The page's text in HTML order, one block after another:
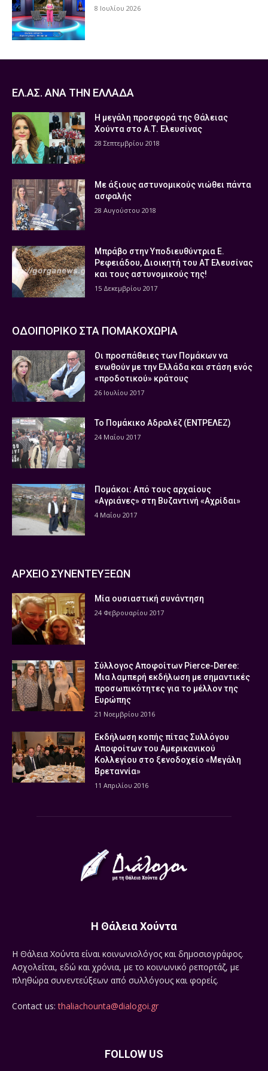
8 Ιουλίου 2026
ΕΛ.ΑΣ. ΑΝΑ ΤΗΝ ΕΛΛΑΔΑ
Η μεγάλη προσφορά της Θάλειας
Χούντα στο Α.Τ. Ελευσίνας
28 Σεπτεμβρίου 2018
Με άξιους αστυνομικούς νιώθει πάντα
ασφαλής
28 Αυγούστου 2018
Μπράβο στην Υποδιευθύντρια Ε.
Ρεφειάδου, Διοικητή του ΑΤ Ελευσίνας
και τους αστυνομικούς της!
15 Δεκεμβρίου 2017
ΟΔΟΙΠΟΡΙΚΟ ΣΤΑ ΠΟΜΑΚΟΧΩΡΙΑ
Οι προσπάθειες των Πομάκων να
ενωθούν με την Ελλάδα και στάση ενός
«προδοτικού» κράτους
26 Ιουλίου 2017
Το Πομάκικο Αδραλέζ (ΕΝΤΡΕΛΕΖ)
24 Μαΐου 2017
Πομάκοι: Από τους αρχαίους
«Αγριάνες» στη Βυζαντινή «Αχρίδαι»
4 Μαΐου 2017
ΑΡΧΕΙΟ ΣΥΝΕΝΤΕΥΞΕΩΝ
Μία ουσιαστική συνάντηση
24 Φεβρουαρίου 2017
Σύλλογος Αποφοίτων Pierce-Deree:
Μια λαμπερή εκδήλωση με σημαντικές
προσωπικότητες για το μέλλον της
Ευρώπης
21 Νοεμβρίου 2016
Εκδήλωση κοπής πίτας Συλλόγου
Αποφοίτων του Αμερικανικού
Κολλεγίου στο ξενοδοχείο «Μεγάλη
Βρεταννία»
11 Απριλίου 2016
Η Θάλεια Χούντα
Η Θάλεια Χούντα είναι κοινωνιολόγος και δημοσιογράφος.
Ασχολείται, εδώ και χρόνια, με το κοινωνικό ρεπορτάζ, με
πληθώρα συνεντεύξεων από συλλόγους και φορείς.
Contact us:thaliachounta@dialogoi.gr
FOLLOW US